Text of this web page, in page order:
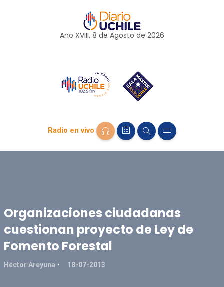
Año XVIII, 8 de Agosto de 2026
Radio en vivo
Organizaciones ciudadanas
cuestionan proyecto de Ley de
Fomento Forestal
Héctor Areyuna 18-07-2013